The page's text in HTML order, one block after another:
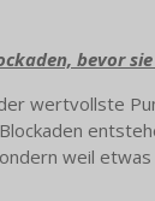
bevor
wertvollste
weil